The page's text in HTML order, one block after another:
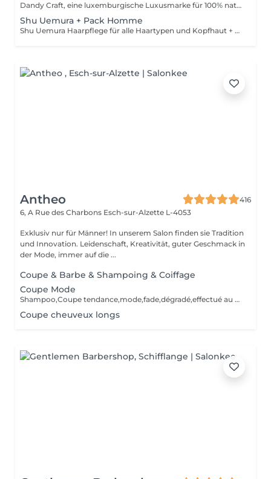
Dandy Craft, eine luxemburgische Luxusmarke für 100% natürliche Gesichtspflegeprodukte. Gesichtspflegeset: Reinigungsmittel angereichert mit Aloe Vera Saft und Ginseng Peeling mit Vitamin C Feuchtigkeitscreme mit Sheabutter + Pack Homme
Shu Uemura + Pack Homme
Shu Uemura Haarpflege für alle Haartypen und Kopfhaut + Pack Homme Die Preise dienen zur Orientierung und müssen nach einer individuellen Beratung durch Ihren Friseur/Stylisten/Spezialisten bestätigt werden. Die Geschäftsleitung behält sich das Recht vor, Änderungen zum reibungslosen Ablauf des Salons vorzunehmen.
Antheo
416
6, A Rue des Charbons Esch-sur-Alzette L-4053
Exklusiv nur für Männer! In unserem Salon finden sie Tradition
und Innovation. Leidenschaft, Kreativität, guter Geschmack in
der Mode, immer auf die ...
Coupe & Barbe & Shampoing & Coiffage
Coupe Mode
Shampoo,Coupe tendance,mode,fade,dégradé,effectué au ciseaux /tondeuses,Shampoo,Styling,Produits de finition.Les outils sont désinfectés pour chaque service.
Coupe cheuveux longs